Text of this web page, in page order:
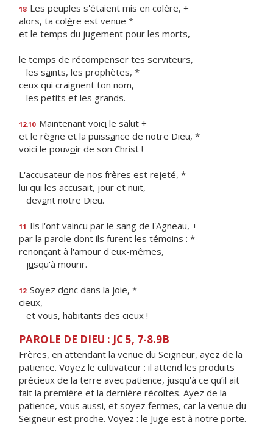
18 Les peuples s'étaient mis en colère, +
alors, ta colère est venue *
et le temps du jugement pour les morts,
le temps de récompenser tes serviteurs,
les saints, les prophètes, *
ceux qui craignent ton nom,
les petits et les grands.
12.10 Maintenant voici le salut +
et le règne et la puissance de notre Dieu, *
voici le pouvoir de son Christ !
L'accusateur de nos frères est rejeté, *
lui qui les accusait, jour et nuit,
devant notre Dieu.
11 Ils l'ont vaincu par le sang de l'Agneau, +
par la parole dont ils furent les témoins : *
renonçant à l'amour d'eux-mêmes,
jusqu'à mourir.
12 Soyez donc dans la joie, *
cieux,
et vous, habitants des cieux !
PAROLE DE DIEU : JC 5, 7-8.9B
Frères, en attendant la venue du Seigneur, ayez de la
patience. Voyez le cultivateur : il attend les produits
précieux de la terre avec patience, jusqu’à ce qu’il ait
fait la première et la dernière récoltes. Ayez de la
patience, vous aussi, et soyez fermes, car la venue du
Seigneur est proche. Voyez : le Juge est à notre porte.